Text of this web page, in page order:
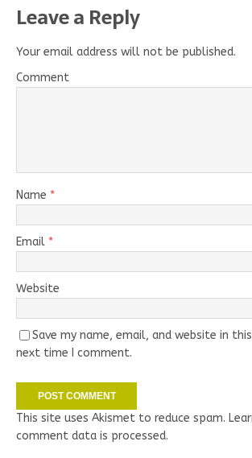
Leave a Reply
Your email address will not be published.
Comment
Name *
Email *
Website
Save my name, email, and website in
next time I comment.
This site uses Akismet to reduce spam.
comment data is processed.